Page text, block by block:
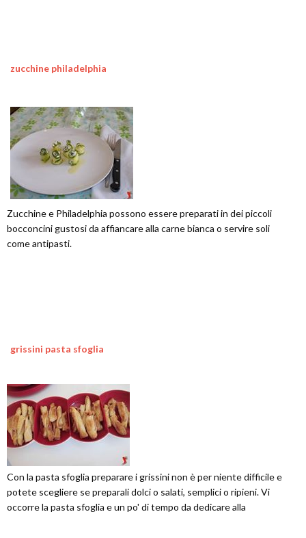
zucchine philadelphia
Zucchine e Philadelphia possono essere preparati in dei piccoli
bocconcini gustosi da affiancare alla carne bianca o servire soli
come antipasti.
grissini pasta sfoglia
Con la pasta sfoglia preparare i grissini non è per niente difficile e
potete scegliere se preparali dolci o salati, semplici o ripieni. Vi
occorre la pasta sfoglia e un po' di tempo da dedicare alla